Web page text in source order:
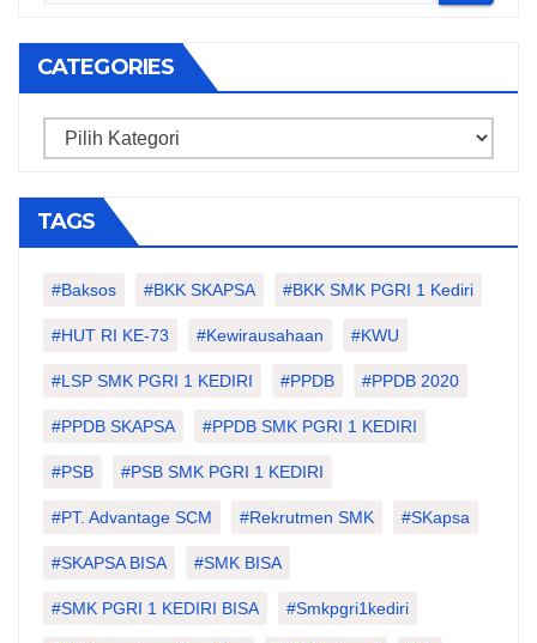
CATEGORIES
Categories
TAGS
#Baksos #BKK SKAPSA #BKK SMK PGRI 1 Kediri
#HUT RI KE-73 #kewirausahaan #KWU
#LSP SMK PGRI 1 KEDIRI #PPDB #PPDB 2020
#PPDB SKAPSA #PPDB SMK PGRI 1 KEDIRI
#PSB #PSB SMK PGRI 1 KEDIRI
#PT. Advantage SCM #Rekrutmen SMK #SKapsa
#SKAPSA BISA #SMK BISA
#SMK PGRI 1 KEDIRI BISA #smkpgri1kediri